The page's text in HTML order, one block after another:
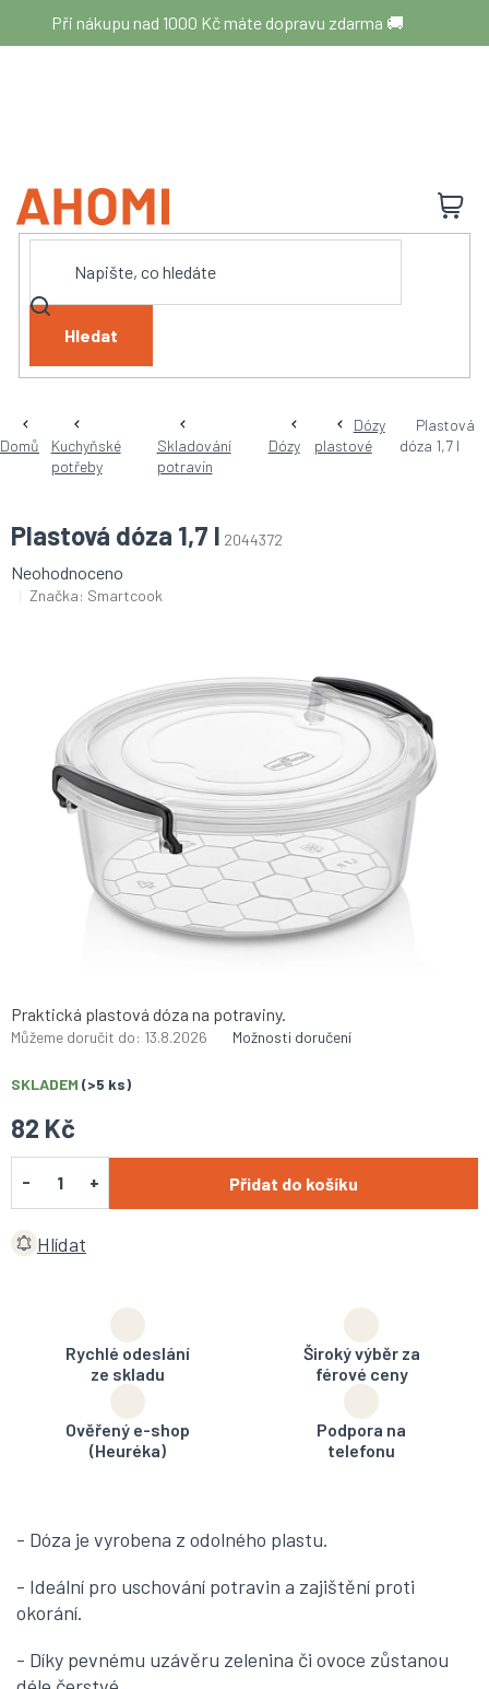
obsah
Při nákupu nad 1000 Kč máte dopravu zdarma 🚚
Hledat
Domů
Kuchyňské
potřeby
Skladování
potravin
Dózy
Dózy
plastové
Plastová
dóza 1,7 l
Plastová dóza 1,7 l 2044372
Průměrné
hodnocení
hvězdiček.
Neohodnoceno
Značka: Smartcook
82 Kč
SKLADEM (>5 ks)
Můžeme doručit do: 13.8.2026 Možnosti doručení
Přidat do košíku
Praktická plastová dóza na potraviny.
Hlídat
Rychlé odeslání
ze skladu
Široký výběr za
férové ceny
Ověřený e-shop
(Heuréka)
Podpora na
telefonu
- Dóza je vyrobena z odolného plastu.
- Ideální pro uschování potravin a zajištění proti
okorání.
- Díky pevnému uzávěru zelenina či ovoce zůstanou